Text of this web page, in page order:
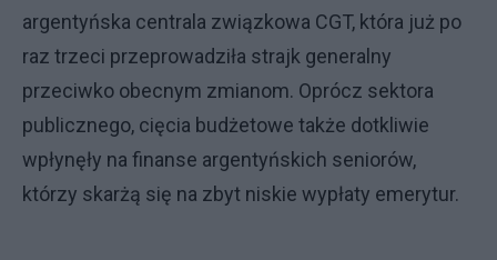
argentyńska centrala związkowa CGT, która już po
raz trzeci przeprowadziła strajk generalny
przeciwko obecnym zmianom. Oprócz sektora
publicznego, cięcia budżetowe także dotkliwie
wpłynęły na finanse argentyńskich seniorów,
którzy skarżą się na zbyt niskie wypłaty emerytur.